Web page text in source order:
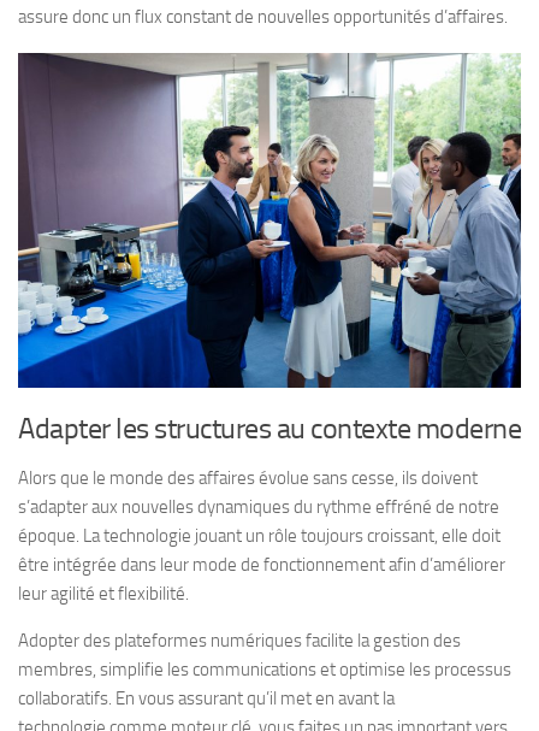
assure donc un flux constant de nouvelles opportunités d’affaires.
Adapter les structures au contexte moderne
Alors que le monde des affaires évolue sans cesse, ils doivent
s’adapter aux nouvelles dynamiques du rythme effréné de notre
époque. La technologie jouant un rôle toujours croissant, elle doit
être intégrée dans leur mode de fonctionnement afin d’améliorer
leur agilité et flexibilité.
Adopter des plateformes numériques facilite la gestion des
membres, simplifie les communications et optimise les processus
collaboratifs. En vous assurant qu’il met en avant la